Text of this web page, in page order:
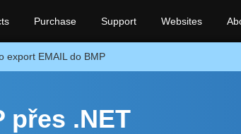
Purchase Support Websites
export EMAIL do BMP
přes .NET